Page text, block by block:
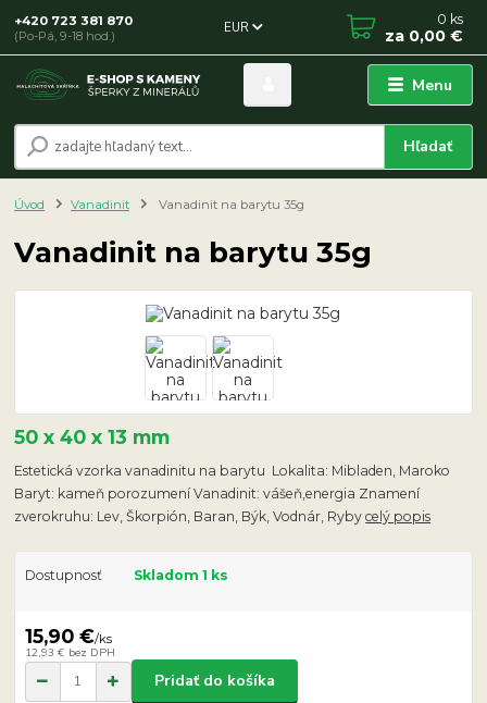
Menu
EUR
Hľadať
+420 723 381 870
(Po-Pá, 9-18 hod.)
0 ks
za 0,00 €
Úvod Vanadinit Vanadinit na barytu 35g
Vanadinit na barytu 35g
50 x 40 x 13 mm
Estetická vzorka vanadinitu na barytu Lokalita: Mibladen, Maroko
Baryt: kameň porozumení Vanadinit: vášeň,energia Znamení
zverokruhu: Lev, Škorpión, Baran, Býk, Vodnár, Rybycelý popis
Dostupnosť Skladom 1 ks
15,90 €/ks
12,93 € bez DPH
Pridať do košíka